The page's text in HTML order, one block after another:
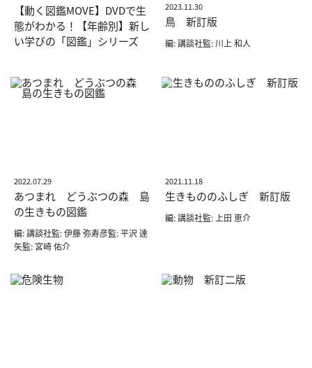
【動く図鑑MOVE】DVDで生
態がわかる！【年齢別】新し
い学びの「図鑑」シリーズ
2023.11.30
鳥 新訂版
編: 講談社監: 川上 和人
2022.07.29
あつまれ どうぶつの森 島
の生きもの図鑑
編: 講談社監: 伊藤 弥寿彦監: 平沢 達
矢監: 宮崎 佑介
2021.11.18
生きもののふしぎ 新訂版
編: 講談社監: 上田 恵介